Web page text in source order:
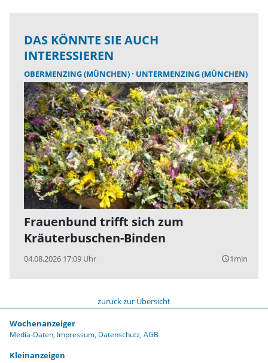
DAS KÖNNTE SIE AUCH
INTERESSIEREN
OBERMENZING (MÜNCHEN) UNTERMENZING (MÜNCHEN)
Frauenbund trifft sich zum
Kräuterbuschen-Binden
04.08.2026 17:09 Uhr query_builder1min
zurück zur Übersicht
Wochenanzeiger
Media-Daten Impressum Datenschutz AGB
Kleinanzeigen